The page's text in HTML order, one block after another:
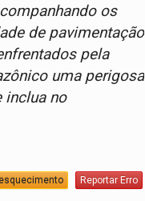
os
de pavimentação
pela
uma perigosa
inclua no
Reportar Erro